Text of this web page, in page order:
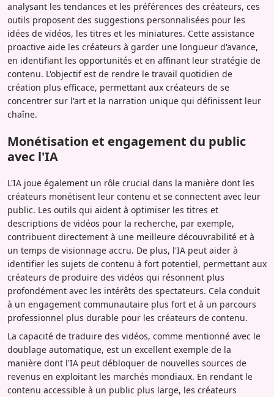
analysant les tendances et les préférences des créateurs, ces
outils proposent des suggestions personnalisées pour les
idées de vidéos, les titres et les miniatures. Cette assistance
proactive aide les créateurs à garder une longueur d'avance,
en identifiant les opportunités et en affinant leur stratégie de
contenu. L'objectif est de rendre le travail quotidien de
création plus efficace, permettant aux créateurs de se
concentrer sur l'art et la narration unique qui définissent leur
chaîne.
Monétisation et engagement du public
avec l'IA
L'IA joue également un rôle crucial dans la manière dont les
créateurs monétisent leur contenu et se connectent avec leur
public. Les outils qui aident à optimiser les titres et
descriptions de vidéos pour la recherche, par exemple,
contribuent directement à une meilleure découvrabilité et à
un temps de visionnage accru. De plus, l'IA peut aider à
identifier les sujets de contenu à fort potentiel, permettant aux
créateurs de produire des vidéos qui résonnent plus
profondément avec les intérêts des spectateurs. Cela conduit
à un engagement communautaire plus fort et à un parcours
professionnel plus durable pour les créateurs de contenu.
La capacité de traduire des vidéos, comme mentionné avec le
doublage automatique, est un excellent exemple de la
manière dont l'IA peut débloquer de nouvelles sources de
revenus en exploitant les marchés mondiaux. En rendant le
contenu accessible à un public plus large, les créateurs